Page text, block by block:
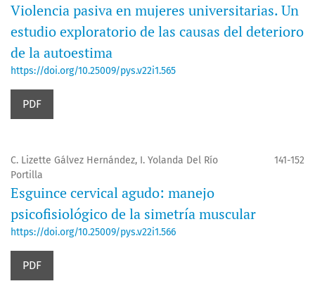
Violencia pasiva en mujeres universitarias. Un
estudio exploratorio de las causas del deterioro
de la autoestima
https://doi.org/10.25009/pys.v22i1.565
PDF
C. Lizette Gálvez Hernández, I. Yolanda Del Río
Portilla
141-152
Esguince cervical agudo: manejo
psicofisiológico de la simetría muscular
https://doi.org/10.25009/pys.v22i1.566
PDF